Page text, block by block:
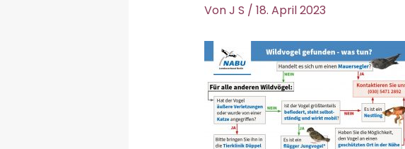
VonJ S / 18. April 2023